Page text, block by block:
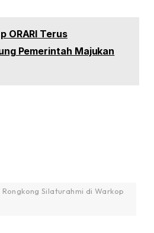
ORARI Terus
Pemerintah Majukan
Silaturahmi di Warkop